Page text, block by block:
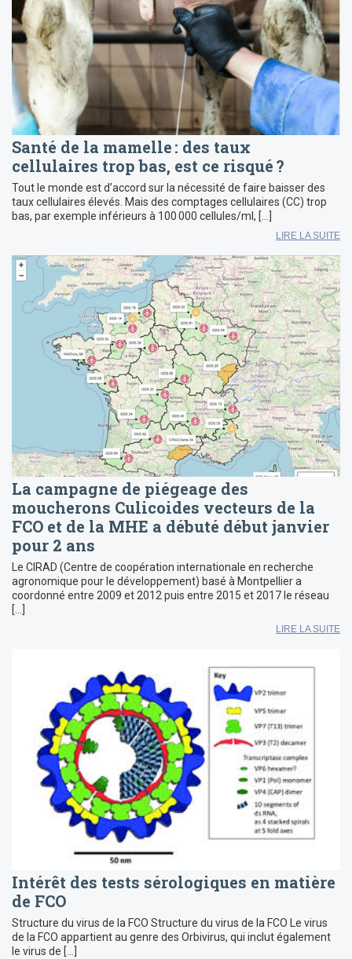
Santé de la mamelle : des taux
cellulaires trop bas, est ce risqué ?
Tout le monde est d’accord sur la nécessité de faire baisser des
taux cellulaires élevés. Mais des comptages cellulaires (CC) trop
bas, par exemple inférieurs à 100 000 cellules/ml, […]
LIRE LA SUITE
La campagne de piégeage des
moucherons Culicoides vecteurs de la
FCO et de la MHE a débuté début janvier
pour 2 ans
Le CIRAD (Centre de coopération internationale en recherche
agronomique pour le développement) basé à Montpellier a
coordonné entre 2009 et 2012 puis entre 2015 et 2017 le réseau
[…]
LIRE LA SUITE
Intérêt des tests sérologiques en matière
de FCO
Structure du virus de la FCO Structure du virus de la FCO Le virus
de la FCO appartient au genre des Orbivirus, qui inclut également
le virus de […]